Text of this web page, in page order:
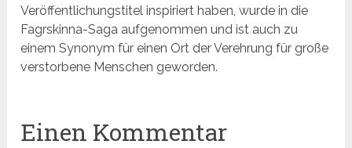
Veröffentlichungstitel inspiriert haben, wurde in die
Fagrskinna-Saga aufgenommen und ist auch zu
einem Synonym für einen Ort der Verehrung für große
verstorbene Menschen geworden.
Einen Kommentar